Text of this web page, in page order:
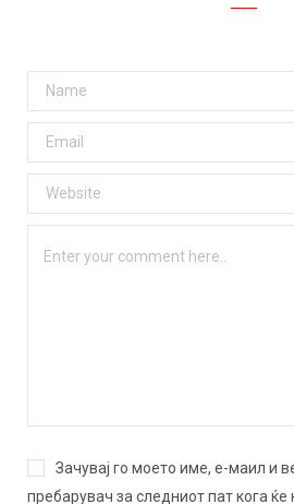
Зачувај го моето име, е-маил и
пребарувач за следниот пат кога ќе